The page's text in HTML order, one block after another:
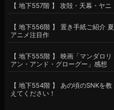
【 地下557階 】 攻殻・天幕・ヤニ
【 地下556階 】 置き手紙ご紹介 夏
アニメ注目作
【 地下555階 】 映画「マンダロリ
アン・アンド・グローグー」感想
【 地下554階 】 あの頃のSNKを教
えてください！